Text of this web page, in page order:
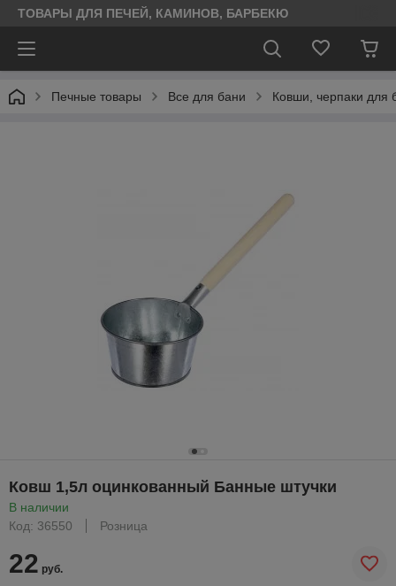
ТОВАРЫ ДЛЯ ПЕЧЕЙ, КАМИНОВ, БАРБЕКЮ
Печные товары Все для бани Ковши, черпаки для
Ковш 1,5л оцинкованный Банные штучки
В наличии
Код: 36550
Розница
22 руб.